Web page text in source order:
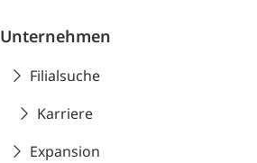
Unternehmen
Filialsuche
Karriere
Expansion